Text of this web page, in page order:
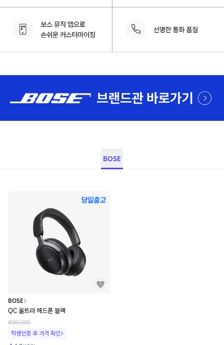
BOSE
BOSE
QC 울트라 헤드폰 블랙
499,000
학생인증 후 가격 확인